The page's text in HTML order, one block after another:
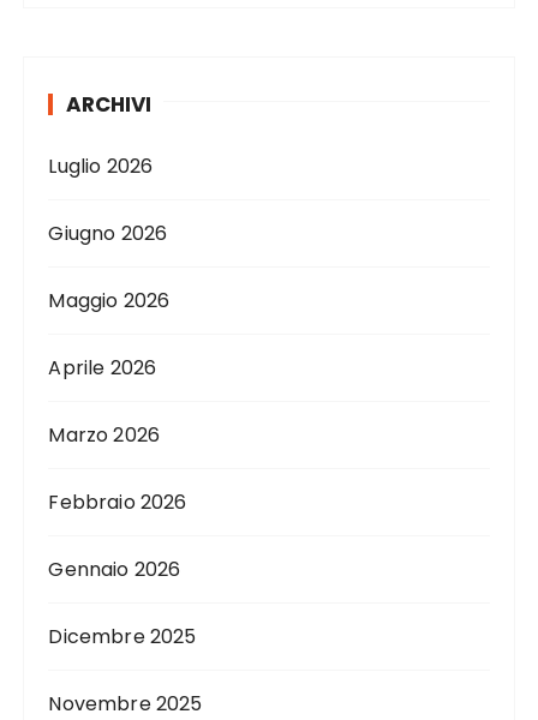
ARCHIVI
Luglio 2026
Giugno 2026
Maggio 2026
Aprile 2026
Marzo 2026
Febbraio 2026
Gennaio 2026
Dicembre 2025
Novembre 2025